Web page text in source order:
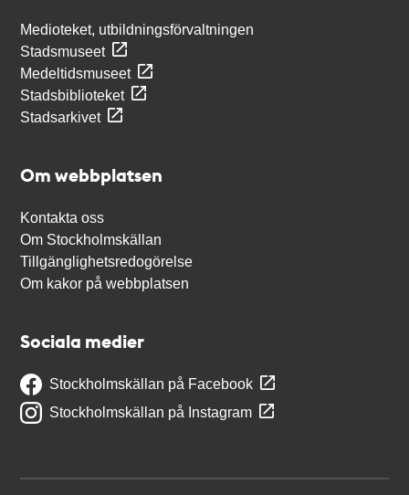
Medioteket, utbildningsförvaltningen
Stadsmuseet
Medeltidsmuseet
Stadsbiblioteket
Stadsarkivet
Om webbplatsen
Kontakta oss
Om Stockholmskällan
Tillgänglighetsredogörelse
Om kakor på webbplatsen
Sociala medier
Stockholmskällan på Facebook
Stockholmskällan på Instagram